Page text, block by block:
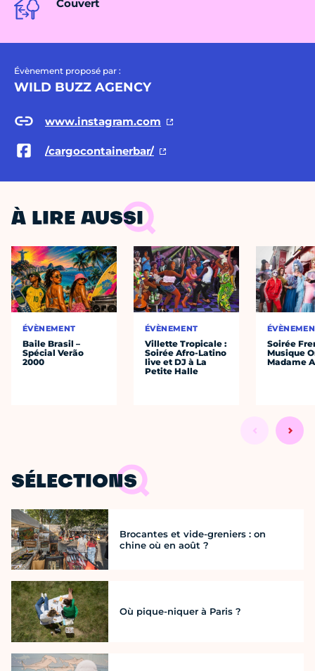
Couvert
Évènement proposé par :
WILD BUZZ AGENCY
www.instagram.com
/cargocontainerbar/
À LIRE AUSSI
ÉVÈNEMENT
Baile Brasil –
Spécial Verão
2000
ÉVÈNEMENT
Villette Tropicale :
Soirée Afro-Latino
live et DJ à La
Petite Halle
Soirée
Musique
Madame
SÉLECTIONS
Brocantes et vide-greniers : on
chine où en août ?
Où pique-niquer à Paris ?